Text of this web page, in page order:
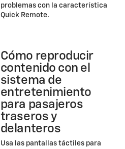
problemas con la característica
Quick Remote.
Cómo reproducir
contenido con el
sistema de
entretenimiento
para pasajeros
traseros y
delanteros
Usa las pantallas táctiles para